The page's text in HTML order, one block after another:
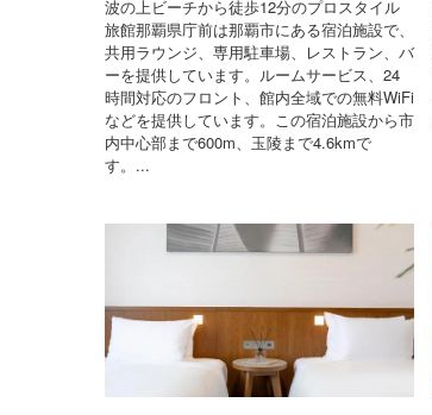
波の上ビーチから徒歩12分のプロスタイル
旅館那覇県庁前は那覇市にある宿泊施設で、
共用ラウンジ、専用駐車場、レストラン、バ
ーを提供しています。ルームサービス、24
時間対応のフロント、館内全域での無料WiFi
などを提供しています。この宿泊施設から市
内中心部まで600m、玉陵まで4.6kmで
す。...